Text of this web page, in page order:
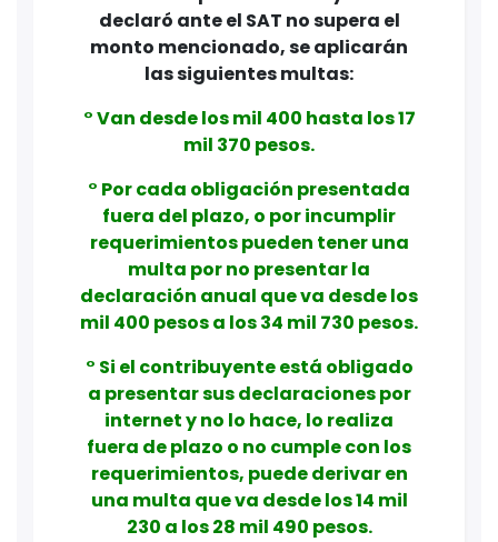
declaró ante el SAT no supera el
monto mencionado, se aplicarán
las siguientes multas:
° Van desde los mil 400 hasta los 17
mil 370 pesos.
° Por cada obligación presentada
fuera del plazo, o por incumplir
requerimientos pueden tener una
multa por no presentar la
declaración anual que va desde los
mil 400 pesos a los 34 mil 730 pesos.
° Si el contribuyente está obligado
a presentar sus declaraciones por
internet y no lo hace, lo realiza
fuera de plazo o no cumple con los
requerimientos, puede derivar en
una multa que va desde los 14 mil
230 a los 28 mil 490 pesos.